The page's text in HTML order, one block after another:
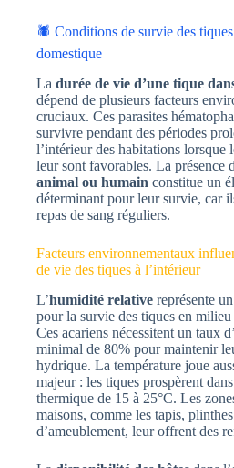
🕷️ Conditions de survie des
domestique
La durée de vie d’une tique
dépend de plusieurs facteurs
cruciaux. Ces parasites
survivre pendant des périodes
l’intérieur des habitations lorsque
leur sont favorables. La présence
animal ou humain constitue un
déterminant pour leur survie, car
repas de sang réguliers.
Facteurs environnementaux
de vie des tiques à l’intérieur
L’humidité relative représente
pour la survie des tiques en milieu
Ces acariens nécessitent un taux
minimal de 80% pour maintenir
hydrique. La température joue
majeur : les tiques prospèrent
thermique de 15 à 25°C. Les
maisons, comme les tapis,
d’ameublement, leur offrent des